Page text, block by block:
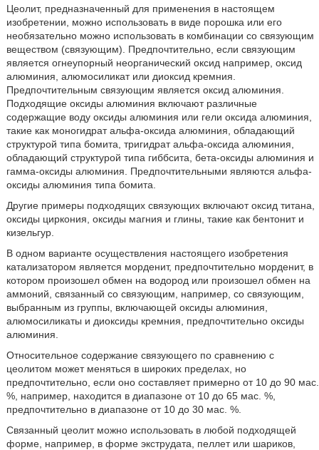
Цеолит, предназначенный для применения в настоящем
изобретении, можно использовать в виде порошка или его
необязательно можно использовать в комбинации со связующим
веществом (связующим). Предпочтительно, если связующим
является огнеупорный неорганический оксид например, оксид
алюминия, алюмосиликат или диоксид кремния.
Предпочтительным связующим является оксид алюминия.
Подходящие оксиды алюминия включают различные
содержащие воду оксиды алюминия или гели оксида алюминия,
такие как моногидрат альфа-оксида алюминия, обладающий
структурой типа бомита, тригидрат альфа-оксида алюминия,
обладающий структурой типа гиббсита, бета-оксиды алюминия и
гамма-оксиды алюминия. Предпочтительными являются альфа-
оксиды алюминия типа бомита.
Другие примеры подходящих связующих включают оксид титана,
оксиды циркония, оксиды магния и глины, такие как бентонит и
кизельгур.
В одном варианте осуществления настоящего изобретения
катализатором является морденит, предпочтительно морденит, в
котором произошел обмен на водород или произошел обмен на
аммоний, связанный со связующим, например, со связующим,
выбранным из группы, включающей оксиды алюминия,
алюмосиликаты и диоксиды кремния, предпочтительно оксиды
алюминия.
Относительное содержание связующего по сравнению с
цеолитом может меняться в широких пределах, но
предпочтительно, если оно составляет примерно от 10 до 90 мас.
%, например, находится в диапазоне от 10 до 65 мас. %,
предпочтительно в диапазоне от 10 до 30 мас. %.
Связанный цеолит можно использовать в любой подходящей
форме, например, в форме экструдата, пеллет или шариков,